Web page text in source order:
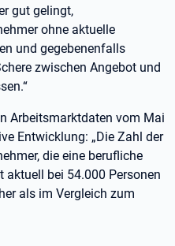
gut gelingt,
ohne aktuelle
und gegebenenfalls
zwischen Angebot und
Arbeitsmarktdaten vom Mai
Entwicklung: „Die Zahl der
die eine berufliche
aktuell bei 54.000 Personen
als im Vergleich zum